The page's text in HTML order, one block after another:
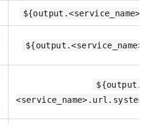
${output.